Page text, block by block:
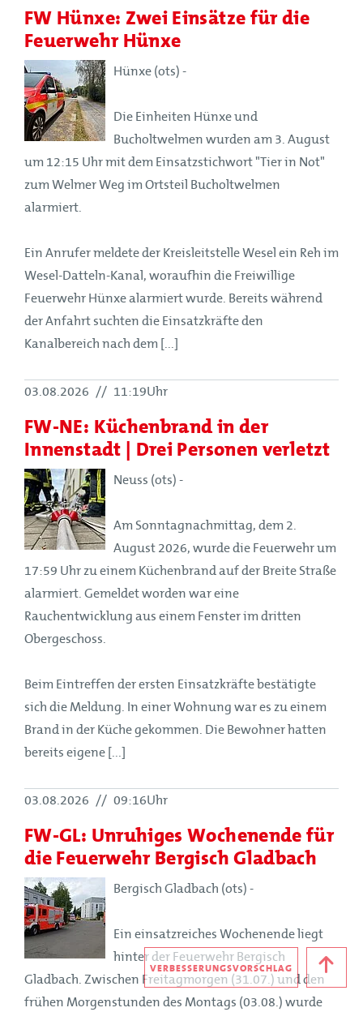
FW Hünxe: Zwei Einsätze für die
Feuerwehr Hünxe
Hünxe (ots) -
Die Einheiten Hünxe und
Bucholtwelmen wurden am 3. August
um 12:15 Uhr mit dem Einsatzstichwort "Tier in Not"
zum Welmer Weg im Ortsteil Bucholtwelmen
alarmiert.
Ein Anrufer meldete der Kreisleitstelle Wesel ein Reh im
Wesel-Datteln-Kanal, woraufhin die Freiwillige
Feuerwehr Hünxe alarmiert wurde. Bereits während
der Anfahrt suchten die Einsatzkräfte den
Kanalbereich nach dem [...]
03.08.2026 // 11:19Uhr
FW-NE: Küchenbrand in der
Innenstadt | Drei Personen verletzt
Neuss (ots) -
Am Sonntagnachmittag, dem 2.
August 2026, wurde die Feuerwehr um
17:59 Uhr zu einem Küchenbrand auf der Breite Straße
alarmiert. Gemeldet worden war eine
Rauchentwicklung aus einem Fenster im dritten
Obergeschoss.
Beim Eintreffen der ersten Einsatzkräfte bestätigte
sich die Meldung. In einer Wohnung war es zu einem
Brand in der Küche gekommen. Die Bewohner hatten
bereits eigene [...]
03.08.2026 // 09:16Uhr
FW-GL: Unruhiges Wochenende für
die Feuerwehr Bergisch Gladbach
Bergisch Gladbach (ots) -
Ein einsatzreiches Wochenende liegt
hinter der Feuerwehr Bergisch
Gladbach. Zwischen Freitagmorgen (31.07.) und den
frühen Morgenstunden des Montags (03.08.) wurde
VERBESSERUNGSVORSCHLAG